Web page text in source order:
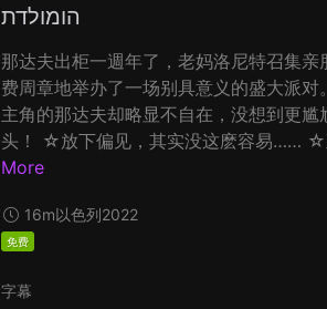
הומולדת
那达夫出柜一週年了，老妈洛尼特召集亲
费周章地举办了一场别具意义的盛大派对
主角的那达夫却略显不自在，没想到更尴
头！ ☆放下偏见，其实没这麽容易…… ☆
More
16m以色列2022
免费
字幕